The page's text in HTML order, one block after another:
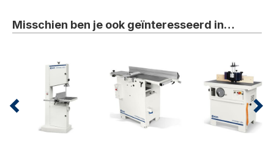
Misschien ben je ook geïnteresseerd in…